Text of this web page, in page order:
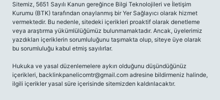
Sitemiz, 5651 Sayılı Kanun gereğince Bilgi Teknolojileri ve İletişim
Kurumu (BTK) tarafından onaylanmış bir Yer Sağlayıcı olarak hizmet
vermektedir. Bu nedenle, sitedeki içerikleri proaktif olarak denetleme
veya araştırma yükümlülüğümüz bulunmamaktadır. Ancak, üyelerimiz
yazdıkları içeriklerin sorumluluğunu taşımakta olup, siteye üye olarak
bu sorumluluğu kabul etmiş sayılırlar.
Hukuka ve yasal düzenlemelere aykırı olduğunu düşündüğünüz
içerikleri, backlinkpanelicomtr@gmail.com adresine bildirmeniz halinde,
ilgili içerikler yasal süre içerisinde sitemizden kaldırılacaktır.